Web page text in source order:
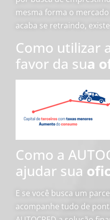
mesma forma o
acaba se retraindo,
Como utilizar
favor da sua
Como a
ajudar sua
E se você busca um
acompanhe tudo de